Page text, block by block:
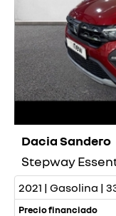
Dacia Sandero
Stepway
2021 | Gasolina |
Precio financiado